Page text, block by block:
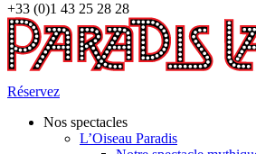
+33 (0)1 43 25 28 28
Réservez
Nos spectacles
L’Oiseau Paradis